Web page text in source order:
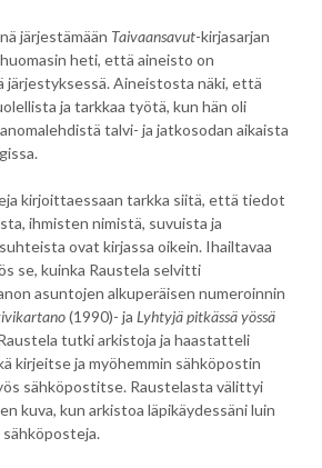
järjestämään Taivaansavut-kirjasarjan
heti, että aineisto on
järjestyksessä. Aineistosta näki, että
ja tarkkaa työtä, kun hän oli
talvi- ja jatkosodan aikaista
kirjoittaessaan tarkka siitä, että tiedot
ihmisten nimistä, suvuista ja
ovat kirjassa oikein. Ihailtavaa
se, kuinka Raustela selvitti
asuntojen alkuperäisen numeroinnin
(1990)- ja Lyhtyjä pitkässä yössä
tutki arkistoja ja haastatteli
kirjeitse ja myöhemmin sähköpostin
sähköpostitse. Raustelasta välittyi
kuva, kun arkistoa läpikäydessäni luin